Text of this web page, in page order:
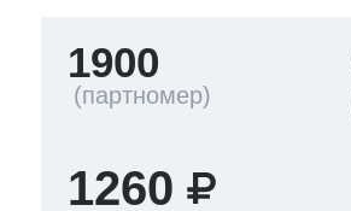
1900
1260